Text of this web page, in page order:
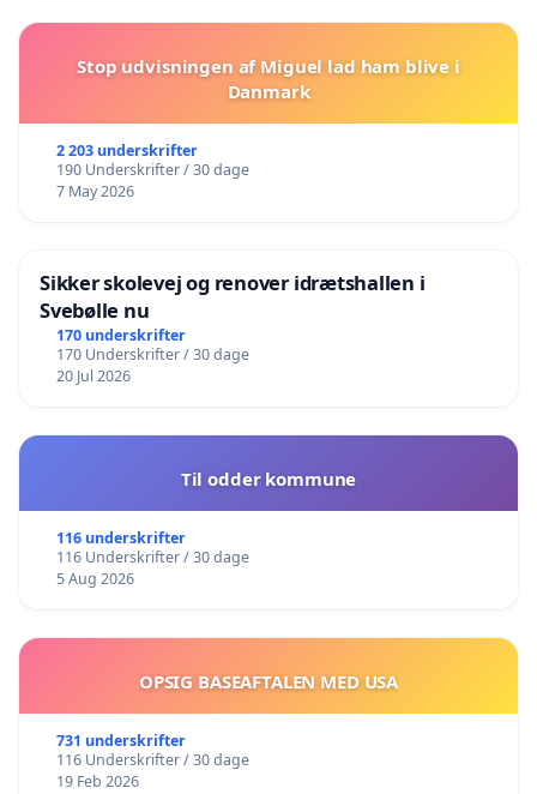
Stop udvisningen af Miguel lad ham blive i
Danmark
2 203 underskrifter
190 Underskrifter / 30 dage
7 May 2026
Sikker skolevej og renover idrætshallen i
Svebølle nu
170 underskrifter
170 Underskrifter / 30 dage
20 Jul 2026
Til odder kommune
116 underskrifter
116 Underskrifter / 30 dage
5 Aug 2026
OPSIG BASEAFTALEN MED USA
731 underskrifter
116 Underskrifter / 30 dage
19 Feb 2026